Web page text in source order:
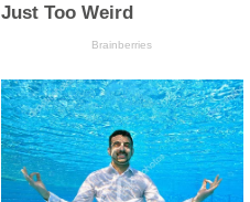
Just Too Weird
Brainberries